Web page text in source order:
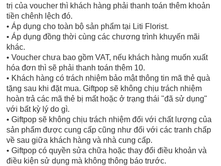
trị của voucher thì khách hàng phải thanh toán thêm khoản
tiền chênh lệch đó.
• Áp dụng cho toàn bộ sản phẩm tại Liti Florist.
• Áp dụng đồng thời cùng các chương trình khuyến mãi
khác.
• Voucher chưa bao gồm VAT, nếu khách hàng muốn xuất
hóa đơn thì sẽ phải thanh toán thêm 10.
• Khách hàng có trách nhiệm bảo mật thông tin mã thẻ quà
tặng sau khi đặt mua. Giftpop sẽ không chịu trách nhiệm
hoàn trả các mã thẻ bị mất hoặc ở trạng thái "đã sử dụng"
với bất kỳ lý do gì.
• Giftpop sẽ không chịu trách nhiệm đối với chất lượng của
sản phẩm được cung cấp cũng như đối với các tranh chấp
về sau giữa khách hàng và nhà cung cấp.
• Giftpop có quyền sửa chữa hoặc thay đổi điều khoản và
điều kiện sử dụng mà không thông báo trước.